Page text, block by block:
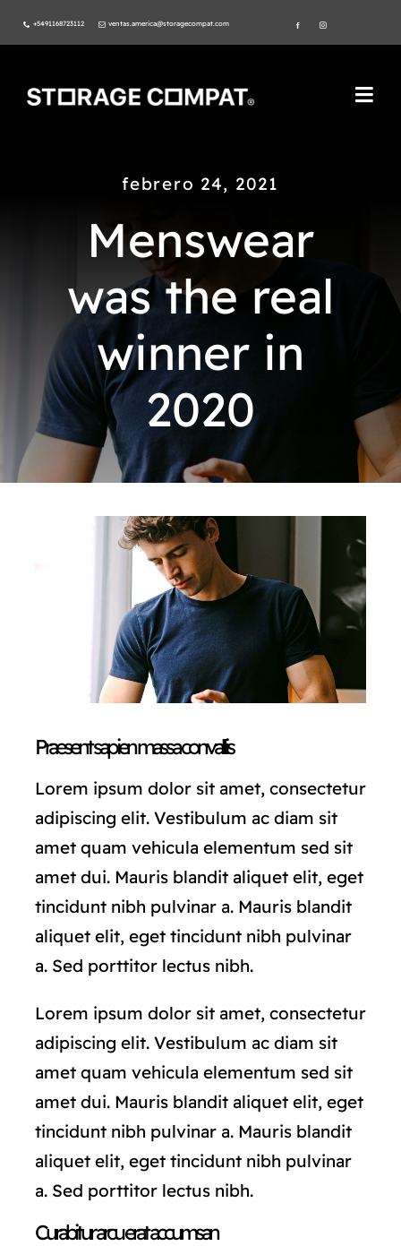
to
+5491168723112 ventas.america@storagecompat.com
AMBIENTE
NORMAS ISO
CATÁLOGO
CONTACTO
febrero 24, 2021
Menswear
was the real
winner in
2020
Praesent sapien massa convallis
Lorem ipsum dolor sit amet, consectetur
adipiscing elit. Vestibulum ac diam sit
amet quam vehicula elementum sed sit
amet dui. Mauris blandit aliquet elit, eget
tincidunt nibh pulvinar a. Mauris blandit
aliquet elit, eget tincidunt nibh pulvinar
a. Sed porttitor lectus nibh.
Lorem ipsum dolor sit amet, consectetur
adipiscing elit. Vestibulum ac diam sit
amet quam vehicula elementum sed sit
amet dui. Mauris blandit aliquet elit, eget
tincidunt nibh pulvinar a. Mauris blandit
aliquet elit, eget tincidunt nibh pulvinar
a. Sed porttitor lectus nibh.
Curabitur arcu erat accumsan